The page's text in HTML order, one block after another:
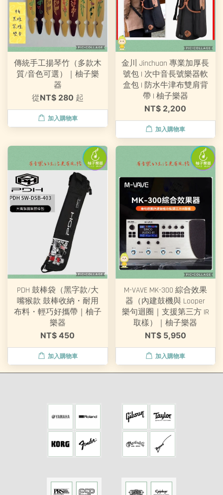
傳統手工揚琴竹（多款木
質/音色可選）｜柚子樂
器
從NT$ 280 起
加入購物車
金川 Jinchuan 專業加厚長
號包 | 次中音長號樂器軟
盒包 | 防水牛津布雙肩背
帶 | 柚子樂器
NT$ 2,200
加入購物車
PDH 鼓棒袋（黑字款/大
嘴猴款 鼓棒收納・耐用
布料・輕巧好攜帶｜柚子
樂器
NT$ 450
加入購物車
M-VAVE MK-300 綜合效果
器（內建鼓機與 Looper
樂句迴圈｜支援第三方 IR
取樣）｜柚子樂器
NT$ 5,950
加入購物車